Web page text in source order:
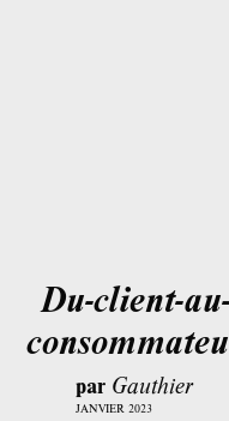
Du-client-au-
par Gauthier
JANVIER 2023